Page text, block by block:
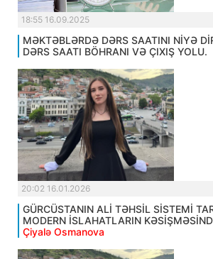
18:55 16.09.2025
MƏKTƏBLƏRDƏ DƏRS SAATINI NİYƏ
DƏRS SAATI BÖHRANI VƏ ÇIXIŞ YOLU.
20:02 16.01.2026
GÜRCÜSTANIN ALİ TƏHSİL SİSTEMİ
MODERN İSLAHATLARIN
Çiyalə Osmanova